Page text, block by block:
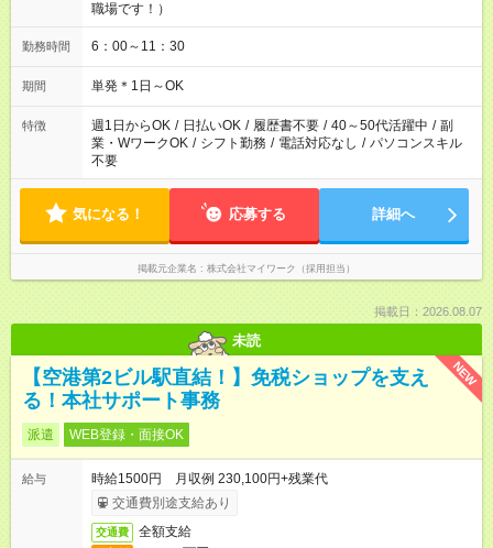
職場です！）
勤務時間 6：00～11：30
期間 単発＊1日～OK
特徴 週1日からOK / 日払いOK / 履歴書不要 / 40～50代活躍中 / 副
業・WワークOK / シフト勤務 / 電話対応なし / パソコンスキル
不要
気になる！ 応募する 詳細へ
掲載元企業名 株式会社マイワーク（採用担当）
掲載日：2026.08.07
未読
NEW
【空港第2ビル駅直結！】免税ショップを支え
る！本社サポート事務
派遣 WEB登録・面接OK
給与
時給1500円 月収例 230,100円+残業代
交通費別途支給あり
交通費 全額支給